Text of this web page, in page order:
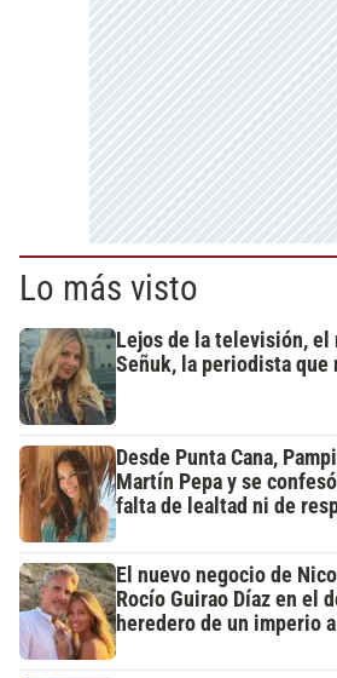
Lo más visto
Lejos de la televisión, el
Señuk, la periodista que
Desde Punta Cana,
Martín Pepa y se
falta de lealtad ni de
El nuevo negocio de
Rocío Guirao Díaz en el
heredero de un imperio